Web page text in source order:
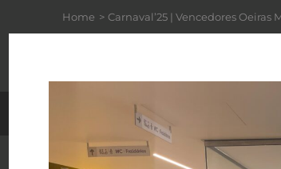
to
Home Carnaval’25 | Vencedores Oeiras